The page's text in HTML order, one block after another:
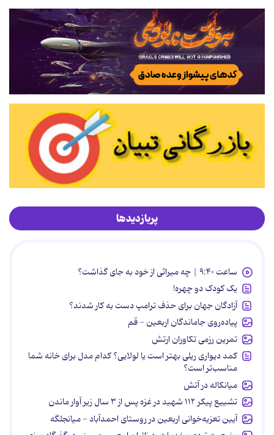
پربازدیدها
ساعت ۹:۴۰ | چه میراثی از خود به جای گذاشت؟
یک کودک دو چهره!
آزادگان جهان برای حذف ترامپ دست به کار شدند؟
پیاده‌روی جاماندگان اربعین - قم
تمرین رزمی تکاوران ارتش
کمد دیواری ریلی بهتر است یا لولایی؟ کدام مدل برای خانه شما
مناسب‌تر است؟
میانکاله در آتش
تشییع پیکر ۱۱۲ شهید در غزه پس از ۳ سال زیر آوار ماندن
آیین تعزیه‌خوانی اربعین در روستای احمدآباد - میانجلگه